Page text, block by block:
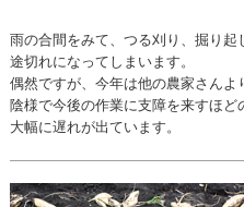
雨の合間をみて、つる刈り、掘り
途切れになってしまいます。
偶然ですが、今年は他の農家さん
陰様で今後の作業に支障を来すほ
大幅に遅れが出ています。